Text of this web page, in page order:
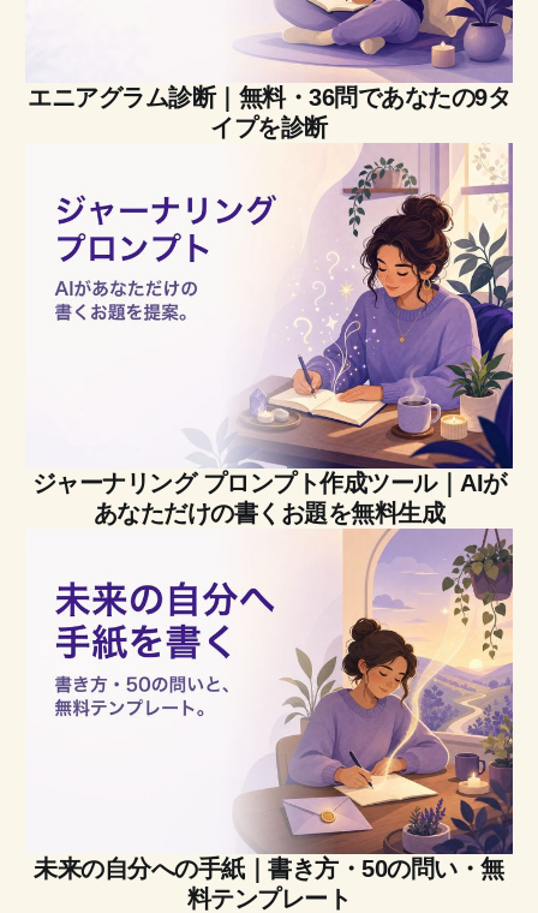
エニアグラム診断｜無料・36問であなたの9タ
イプを診断
ジャーナリング プロンプト作成ツール｜AIが
あなただけの書くお題を無料生成
未来の自分への手紙｜書き方・50の問い・無
料テンプレート